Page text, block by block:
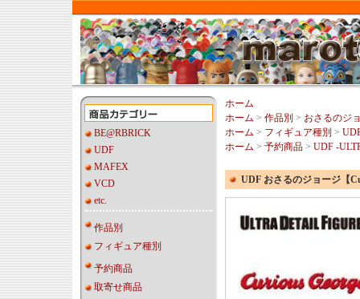
BE@RBRICK
UDF
MAFEX
VCD
etc.
作品別
フィギュア種別
予約商品
取寄せ商品
ホーム
ホーム > 作品別 > おさるのジ
ホーム > フィギュア種別 >
ホーム > 予約商品 > UDF -
UDF おさるのジョージ【